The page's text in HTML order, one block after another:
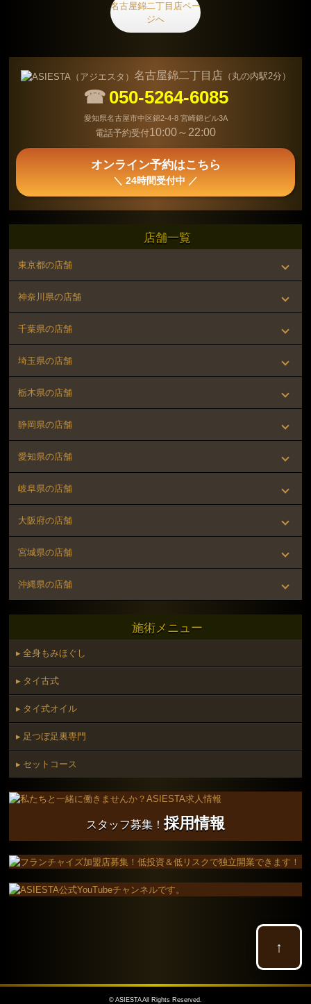
名古屋錦二丁目店ペー
ジへ
名古屋錦二丁目店 （丸の内駅2分）
☎050-5264-6085
愛知県名古屋市中区錦2-4-8 宮崎錦ビル3A
電話予約受付10:00～22:00
オンライン予約はこちら
＼ 24時間受付中 ／
店舗一覧
東京都の店舗
▸ 町田店（町田駅 徒歩1分）
▸ 八王子店（八王子駅 徒歩2分）
▸ 新宿店（新宿駅 徒歩4分）
▸ 恵比寿店（恵比寿駅 徒歩3分）
▸ 新橋店（新橋駅 徒歩5分）
▸ 吉祥寺店（吉祥寺駅 徒歩3分）
▸ 門前仲町店（門前仲町駅 徒歩1分）
▸ 調布店（調布駅 徒歩2分）
▸ 中野桃園店（中野駅 徒歩3分）
神奈川県の店舗
▸ 横浜店（横浜駅 徒歩5分）
▸ 関内店（関内駅 徒歩1分）
▸ 溝の口店（溝の口駅 徒歩3分）
▸ 藤沢店（藤沢駅 徒歩1分）
▸ 大和店（大和駅 徒歩3分）
▸ 相模大野店（相模大野駅 徒歩2分）
▸ 湘南台店（湘南台駅 徒歩1分）
千葉県の店舗
▸ 木更津店（木更津駅 バス10分）
埼玉県の店舗
▸ 大宮店（大宮駅 徒歩5分）
▸ 新河岸店（新河岸駅 徒歩10分）
栃木県の店舗
▸ 宇都宮店（宇都宮駅 徒歩5分）
静岡県の店舗
▸ 新静岡駅前店（新静岡駅 徒歩1分）
愛知県の店舗
▸ 名古屋錦二丁目店（丸の内駅 徒歩2分）
▸ 金山店（金山駅 徒歩2分）
岐阜県の店舗
▸ 岐阜駅前店（名鉄岐阜駅 徒歩1分）
▸ 可児店（可児駅 徒歩12分）
大阪府の店舗
▸ 心斎橋店（堺筋本町駅 徒歩5分）
▸ 枚方店（枚方市駅 徒歩3分）
宮城県の店舗
▸ 仙台一番町店（勾当台公園駅 徒歩2分）
沖縄県の店舗
▸ 那覇国際通り店（県庁前駅 徒歩3分）
施術メニュー
▸ 全身もみほぐし
▸ タイ古式
▸ タイ式オイル
▸ 足つぼ足裏専門
▸ セットコース
スタッフ募集！ 採用情報
↑
© ASIESTAAll Rights Reserved.